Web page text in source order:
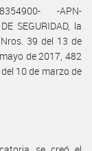
-APN-
SEGURIDAD, la
39 del 13 de
de 2017, 482
10 de marzo de